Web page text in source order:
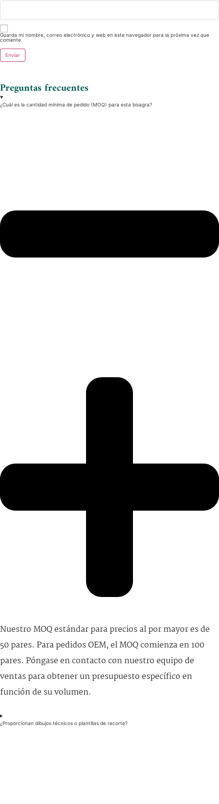
Guarda mi nombre, correo electrónico y web en este navegador para la próxima vez que
comente.
Preguntas frecuentes
¿Cuál es la cantidad mínima de pedido (MOQ) para esta bisagra?
Nuestro MOQ estándar para precios al por mayor es de
50 pares. Para pedidos OEM, el MOQ comienza en 100
pares. Póngase en contacto con nuestro equipo de
ventas para obtener un presupuesto específico en
función de su volumen.
¿Proporcionan dibujos técnicos o plantillas de recorte?